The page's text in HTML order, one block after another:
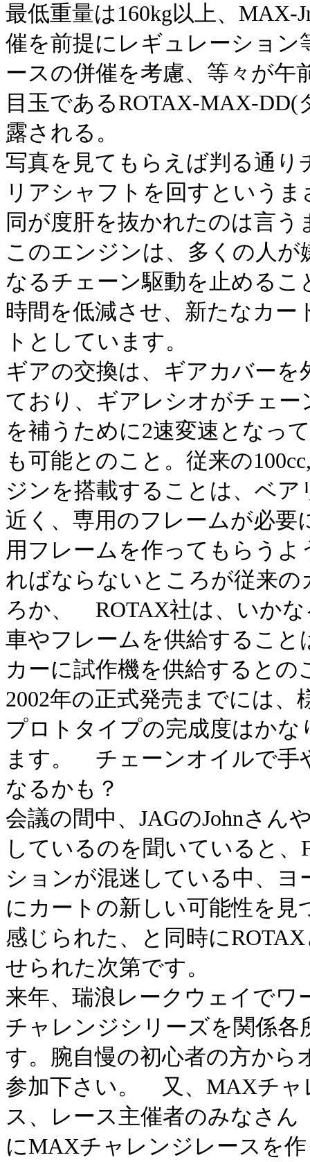
最低重量は160kg以上、
催を前提にレギュレーショ
ースの併催を考慮、等々が午
目玉であるROTAX-MAX-
露される。
写真を見てもらえば判る通
リアシャフトを回すという
同が度肝を抜かれたのは言
このエンジンは、多くの人
なるチェーン駆動を止める
時間を低減させ、新たなカ
トとしています。
ギアの交換は、ギアカバー
ており、ギアレシオがチェ
を補うために2速変速となっ
も可能とのこと。従来の
ジンを搭載することは、ベ
近く、専用のフレームが必
用フレームを作ってもらう
ればならないところが従来
ろか、 ROTAX社は、いか
車やフレームを供給するこ
カーに試作機を供給するとの
2002年の正式発売までには
プロトタイプの完成度はか
ます。 チェーンオイルで手
なるかも？
会議の間中、JAGのJohnさん
しているのを聞いていると
ションが混迷している中、
にカートの新しい可能性を
感じられた、と同時に
せられた次第です。
来年、瑞浪レークウェイで
チャレンジシリーズを関係
す。腕自慢の初心者の方か
参加下さい。 又、MAXチャ
ス、レース主催者のみなさん
にMAXチャレンジレースを